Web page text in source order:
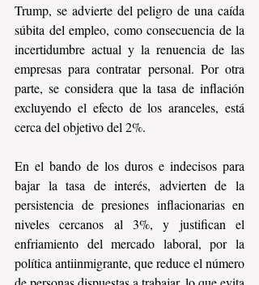
Trump, se advierte del peligro de una caída
súbita del empleo, como consecuencia de la
incertidumbre actual y la renuencia de las
empresas para contratar personal. Por otra
parte, se considera que la tasa de inflación
excluyendo el efecto de los aranceles, está
cerca del objetivo del 2%.
En el bando de los duros e indecisos para
bajar la tasa de interés, advierten de la
persistencia de presiones inflacionarias en
niveles cercanos al 3%, y justifican el
enfriamiento del mercado laboral, por la
política antiinmigrante, que reduce el número